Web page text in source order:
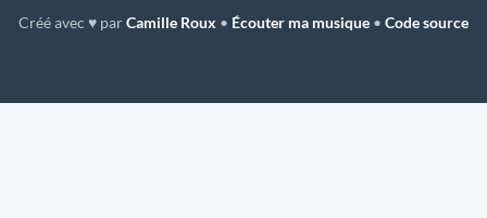
Créé avec ♥ parCamille Roux • Écouter ma musique • Code source